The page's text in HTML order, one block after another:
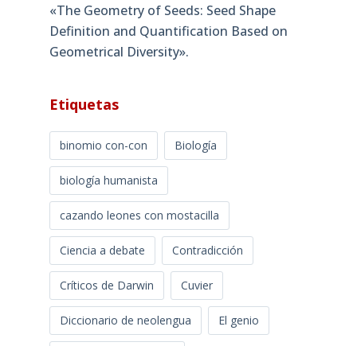
«The Geometry of Seeds: Seed Shape
Definition and Quantification Based on
Geometrical Diversity»​.
Etiquetas
binomio con-con Biología
biología humanista
cazando leones con mostacilla
Ciencia a debate Contradicción
Críticos de Darwin Cuvier
Diccionario de neolengua El genio